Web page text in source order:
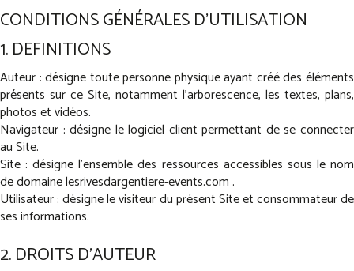
CONDITIONS GÉNÉRALES D'UTILISATION
1. DEFINITIONS
Auteur : désigne toute personne physique ayant créé des éléments
présents sur ce Site, notamment l'arborescence, les textes, plans,
photos et vidéos.
Navigateur : désigne le logiciel client permettant de se connecter
au Site.
Site : désigne l'ensemble des ressources accessibles sous le nom
de domaine lesrivesdargentiere-events.com .
Utilisateur : désigne le visiteur du présent Site et consommateur de
ses informations.
2. DROITS D'AUTEUR